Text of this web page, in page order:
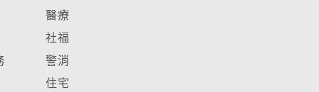
醫療
社福
警消
住宅